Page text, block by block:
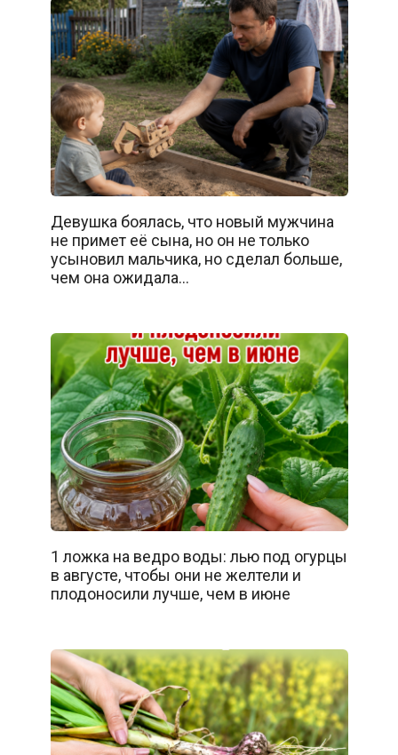
Девушка боялась, что новый мужчина
не примет её сына, но он не только
усыновил мальчика, но сделал больше,
чем она ожидала…
1 ложка на ведро воды: лью под огурцы
в августе, чтобы они не желтели и
плодоносили лучше, чем в июне